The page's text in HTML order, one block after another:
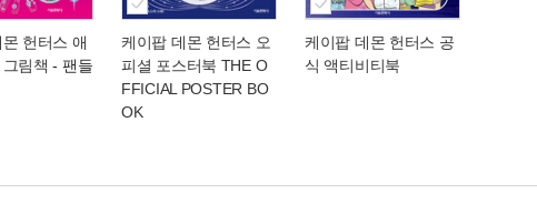
헌터스 애
림책 - 팬들
케이팝 데몬 헌터스 오
피셜 포스터북 THE O
FFICIAL POSTER BO
OK
케이팝 데몬 헌터스 공
식 액티비티북